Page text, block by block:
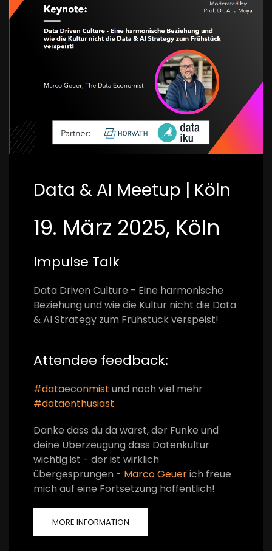
Data & AI Meetup | Köln
19. März 2025, Köln
Impulse Talk
Data Driven Culture - Eine harmonische
Beziehung und wie die Kultur nicht die Data
& AI Strategy zum Frühstück verspeist!
Attendee feedback:
#dataeconmist und noch viel mehr
#dataenthusiast
Danke dass du da warst, der Funke und
deine Überzeugung dass Datenkultur
wichtig ist - der ist wirklich
übergesprungen - Marco Geuerich freue
mich auf eine Fortsetzung hoffentlich!
MORE INFORMATION